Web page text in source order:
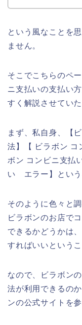
という風なことを
ません。
そこでこちらのペ
ニ支払いの支払い
すく解説させていた
まず、私自身、【
法】【 ビラボン
ボン コンビニ支払
い エラー】という
そのように色々と
ビラボンのお店で
できるかどうかは
すればいいという
なので、ビラボン
法が利用できるの
ンの公式サイトを